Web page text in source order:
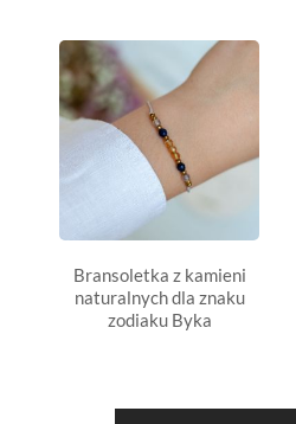
Bransoletka z kamieni
naturalnych dla znaku
zodiaku Byka